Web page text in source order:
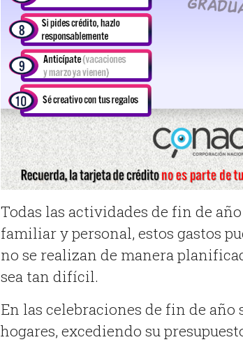
Todas las actividades de fin de
familiar y personal, estos gastos
no se realizan de manera
sea tan difícil.
En las celebraciones de fin de año
hogares, excediendo su